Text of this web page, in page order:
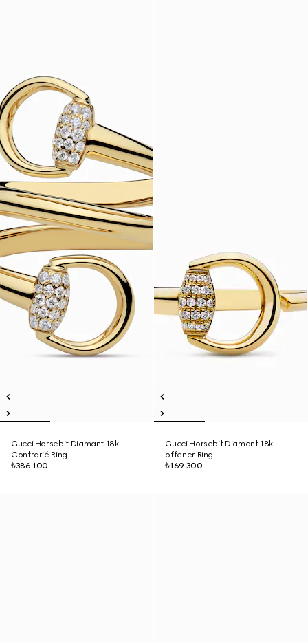
Gucci Horsebit Diamant 18k
Contrarié Ring
₺386.100
Gucci Horsebit Diamant 18k
offener Ring
₺169.300